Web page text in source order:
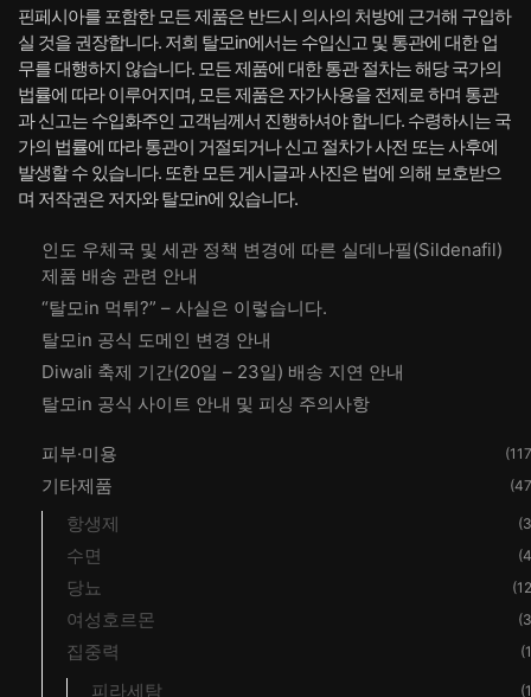
핀페시아를 포함한 모든 제품은 반드시 의사의 처방에 근거해 구입하
실 것을 권장합니다. 저희 탈모in에서는 수입신고 및 통관에 대한 업
무를 대행하지 않습니다. 모든 제품에 대한 통관 절차는 해당 국가의
법률에 따라 이루어지며, 모든 제품은 자가사용을 전제로 하며 통관
과 신고는 수입화주인 고객님께서 진행하셔야 합니다. 수령하시는 국
가의 법률에 따라 통관이 거절되거나 신고 절차가 사전 또는 사후에
발생할 수 있습니다. 또한 모든 게시글과 사진은 법에 의해 보호받으
며 저작권은 저자와 탈모in에 있습니다.
인도 우체국 및 세관 정책 변경에 따른 실데나필(Sildenafil)
제품 배송 관련 안내
“탈모in 먹튀?” – 사실은 이렇습니다.
탈모in 공식 도메인 변경 안내
Diwali 축제 기간(20일 – 23일) 배송 지연 안내
탈모in 공식 사이트 안내 및 피싱 주의사항
피부·미용
기타제품
항생제
수면
당뇨
여성호르몬
집중력
피라세탐